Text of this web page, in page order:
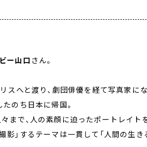
ー山口 さん。
スへと渡り、劇団俳優を経て写真家に
のち日本に帰国。
まで、人の素顔に迫ったポートレイト
影」するテーマは一貫して「人間の生き